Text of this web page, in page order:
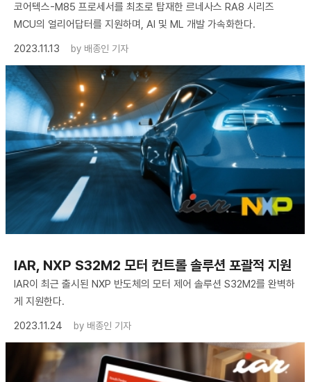
코어텍스-M85 프로세서를 최초로 탑재한 르네사스 RA8 시리즈
MCU의 얼리어답터를 지원하며, AI 및 ML 개발 가속화한다.
2023.11.13
by 배종인 기자
IAR, NXP S32M2 모터 컨트롤 솔루션 포괄적 지원
IAR이 최근 출시된 NXP 반도체의 모터 제어 솔루션 S32M2를 완벽하
게 지원한다.
2023.11.24
by 배종인 기자